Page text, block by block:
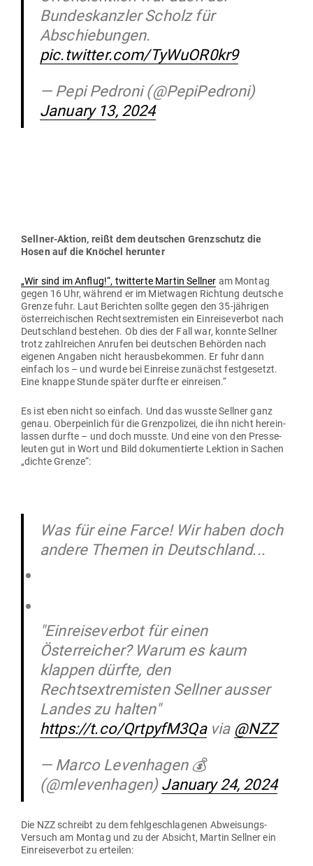
Bundeskanzler Scholz für
Abschiebungen.
pic.twitter.com/TyWuOR0kr9
— Pepi Pedroni (@PepiPedroni)
January 13, 2024
Sellner-Aktion, reißt dem deut­schen Grenz­schutz die
Hosen auf die Knöchel herunter
„Wir sind im Anflug!“, twit­terte Martin Sellner am Montag
gegen 16 Uhr, während er im Miet­wagen Richtung deutsche
Grenze fuhr. Laut Berichten sollte gegen den 35-jäh­rigen
öster­rei­chi­schen Rechts­extre­misten ein Ein­rei­se­verbot nach
Deutschland bestehen. Ob dies der Fall war, konnte Sellner
trotz zahl­reichen Anrufen bei deut­schen Behörden nach
eigenen Angaben nicht her­aus­be­kommen. Er fuhr dann
einfach los – und wurde bei Ein­reise zunächst fest­ge­setzt.
Eine knappe Stunde später durfte er einreisen.“
Es ist eben nicht so einfach. Und das wusste Sellner ganz
genau. Ober­peinlich für die Grenz­po­lizei, die ihn nicht her­ein­
lassen durfte – und doch musste. Und eine von den Pres­se­
leuten gut in Wort und Bild doku­men­tierte Lektion in Sachen
„dichte Grenze“:
Was für eine Farce! Wir haben doch
andere Themen in Deutschland...
"Einreiseverbot für einen
Österreicher? Warum es kaum
klappen dürfte, den
Rechtsextremisten Sellner ausser
Landes zu halten"
https://t.co/QrtpyfM3Qavia @NZZ
— Marco Levenhagen 💰
(@mlevenhagen) January 24, 2024
Die NZZ schreibt zu dem fehl­ge­schla­genen Abwei­sungs-
Versuch am Montag und zu der Absicht, Martin Sellner ein
Ein­rei­se­verbot zu erteilen: